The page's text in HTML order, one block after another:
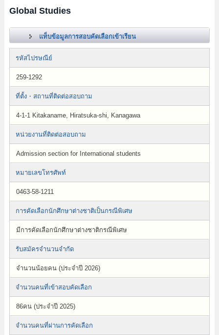
Global Studies
แท็บข้อมูลการสอบคัดเลือกเข้าเรียน
รหัสไปรษณีย์
259-1292
ที่ตั้ง・สถานที่ติดต่อสอบถาม
4-1-1 Kitakaname, Hiratsuka-shi, Kanagawa
หน่วยงานที่ติดต่อสอบถาม
Admission section for International students
หมายเลขโทรศัพท์
0463-58-1211
การคัดเลือกนักศึกษาต่างชาติเป็นกรณีพิเศษ
มีการคัดเลือกนักศึกษาต่างชาติกรณีพิเศษ
รับสมัครจำนวนจำกัด
จำนวนน้อยคน (ประจำปี 2026)
จำนวนคนที่เข้าสอบคัดเลือก
86คน (ประจำปี 2025)
จำนวนคนที่ผ่านการคัดเลือก